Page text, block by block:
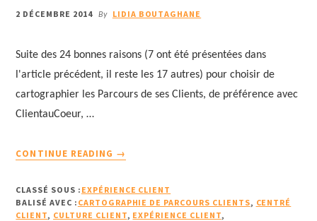
2 DÉCEMBRE 2014 By LIDIA BOUTAGHANE
Suite des 24 bonnes raisons (7 ont été présentées dans
l'article précédent, il reste les 17 autres) pour choisir de
cartographier les Parcours de ses Clients, de préférence avec
ClientauCoeur, …
CONTINUE READING
RAISONS
POUR
→
CLASSÉ SOUS : EXPÉRIENCE CLIENT
BALISÉ AVEC : CARTOGRAPHIE DE PARCOURS CLIENTS, CENTRÉ
CLIENT, CULTURE CLIENT, EXPÉRIENCE CLIENT,